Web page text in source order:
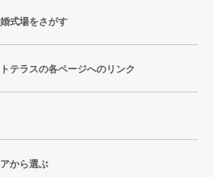
式場をさがす
テラスの各ページへのリンク
から選ぶ